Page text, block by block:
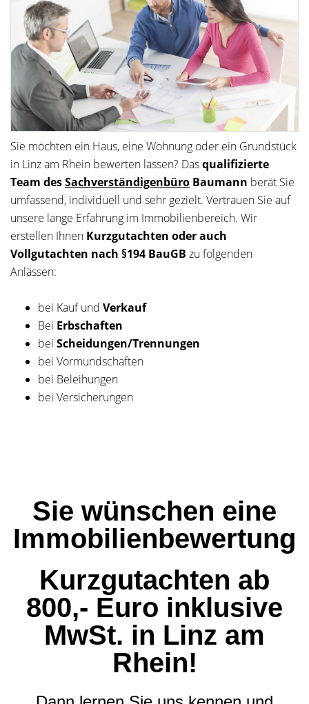
Sie möchten ein Haus, eine Wohnung oder ein Grundstück
in Linz am Rhein bewerten lassen? Dasqualifizierte
Team desSachverständigenbüro Baumann berät Sie
umfassend, individuell und sehr gezielt. Vertrauen Sie auf
unsere lange Erfahrung im Immobilienbereich. Wir
erstellen Ihnen Kurzgutachten oder auch
Vollgutachten nach §194 BauGB zu folgenden
Anlässen:
bei Kauf und Verkauf
Bei Erbschaften
bei Scheidungen/Trennungen
bei Vormundschaften
bei Beleihungen
bei Versicherungen
Sie wünschen eine
Immobilienbewertung
Kurzgutachten ab
800,- Euro inklusive
MwSt. in Linz am
Rhein!